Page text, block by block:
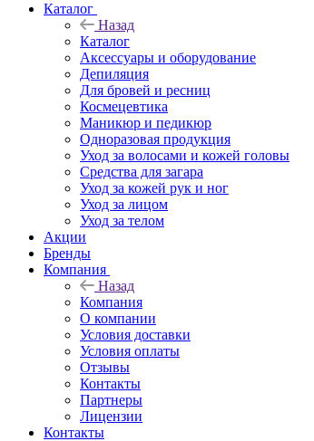
Каталог
Назад
Каталог
Аксессуары и оборудование
Депиляция
Для бровей и ресниц
Космецевтика
Маникюр и педикюр
Одноразовая продукция
Уход за волосами и кожей головы
Средства для загара
Уход за кожей рук и ног
Уход за лицом
Уход за телом
Акции
Бренды
Компания
Назад
Компания
О компании
Условия доставки
Условия оплаты
Отзывы
Контакты
Партнеры
Лицензии
Контакты